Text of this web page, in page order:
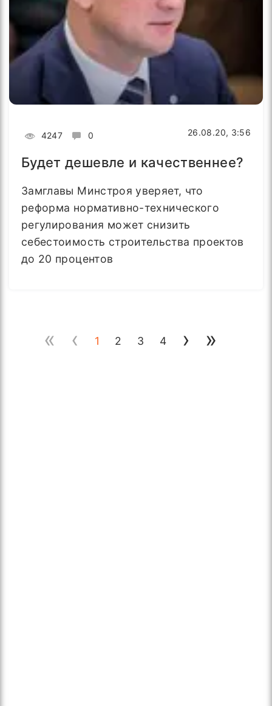
4247 0 26.08.20, 3:56
Будет дешевле и качественнее?
Замглавы Минстроя уверяет, что
реформа нормативно-технического
регулирования может снизить
себестоимость строительства проектов
до 20 процентов
« ‹ 1 2 3 4 › »